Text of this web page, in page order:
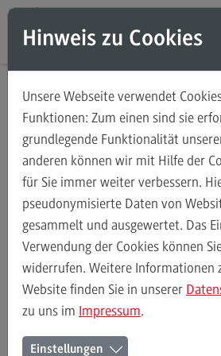
Direkt zum Inhalt
Direkt zum Hauptmenu
Direkt zum Footer
Weiterbildungsangebote für
Weiterbildungsangebote für
Weiterbildungsarten
FAQ
Kontakt
Weiterbildungsangebote für
Module des
Module des Masters
Ausgewählte
Im Rahmen des
Hinweis zu Cookies
Unsere Webseite verwendet
Funktionen: Zum einen sind sie
grundlegende Funktionalität
anderen können wir mit Hilfe der
für Sie immer weiter verbessern.
pseudonymisierte Daten von
gesammelt und ausgewertet. Das
Verwendung der Cookies können
widerrufen. Weitere Informationen
Website finden Sie in unserer
zu uns im Impressum.
Einstellungen